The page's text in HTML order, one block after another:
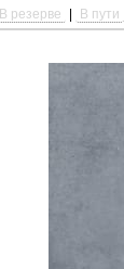
В резерве В пути